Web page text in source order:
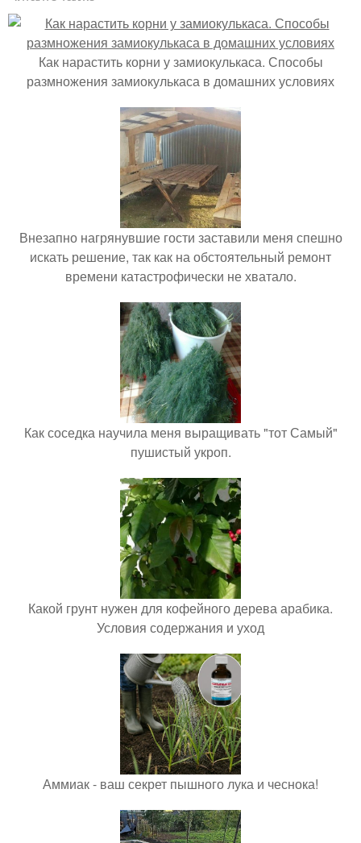
Как нарастить корни у замиокулькаса. Способы
размножения замиокулькаса в домашних условиях
Внезапно нагрянувшие гости заставили меня спешно
искать решение, так как на обстоятельный ремонт
времени катастрофически не хватало.
Как соседка научила меня выращивать "тот Самый"
пушистый укроп.
Какой грунт нужен для кофейного дерева арабика.
Условия содержания и уход
Аммиак - ваш секрет пышного лука и чеснока!